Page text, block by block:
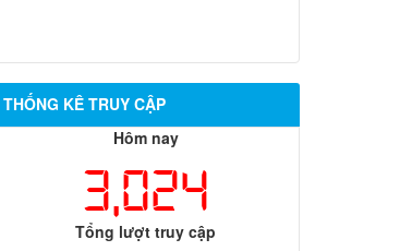
THỐNG KÊ TRUY CẬP
Hôm nay
3,024
Tổng lượt truy cập